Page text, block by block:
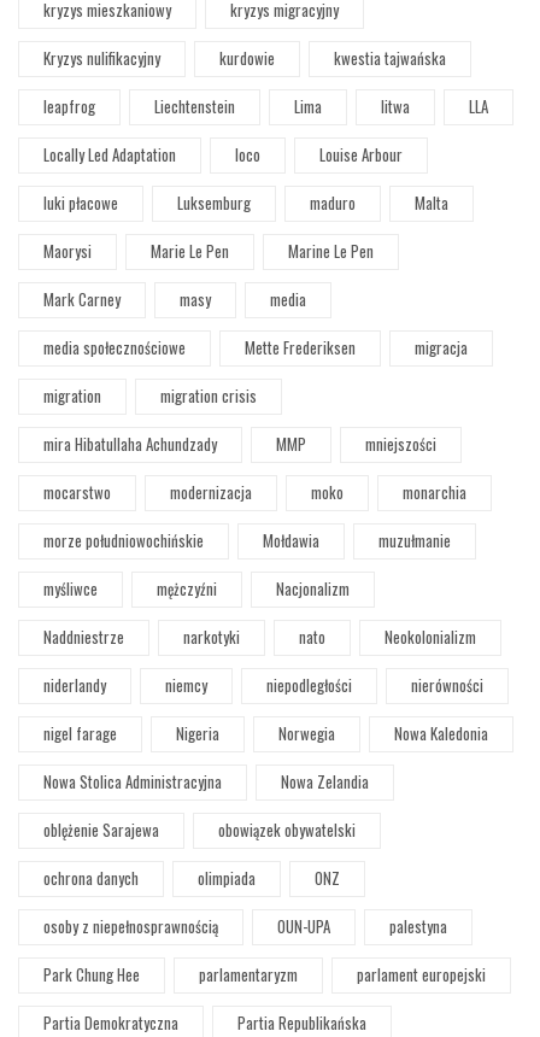
kryzys mieszkaniowy
kryzys migracyjny
Kryzys nulifikacyjny
kurdowie
kwestia tajwańska
leapfrog
Liechtenstein Lima litwa
LLA
Locally Led Adaptation
loco
Louise Arbour
luki płacowe
Luksemburg maduro
Malta
Maorysi
Marie Le Pen
Marine Le Pen
Mark Carney
masy
media
media społecznościowe
Mette Frederiksen
migracja
migration
migration crisis
mira Hibatullaha Achundzady
MMP
mniejszości
mocarstwo
modernizacja moko
monarchia
morze południowochińskie
Mołdawia
muzułmanie
myśliwce
mężczyźni
Nacjonalizm
Naddniestrze
narkotyki nato
Neokolonializm
niderlandy
niemcy niepodległości
nierówności
nigel farage
Nigeria Norwegia
Nowa Kaledonia
Nowa Stolica Administracyjna
Nowa Zelandia
oblężenie Sarajewa
obowiązek obywatelski
ochrona danych
olimpiada
ONZ
osoby z niepełnosprawnością
OUN-UPA
palestyna
Park Chung Hee
parlamentaryzm
parlament europejski
Partia Demokratyczna
Partia Republikańska